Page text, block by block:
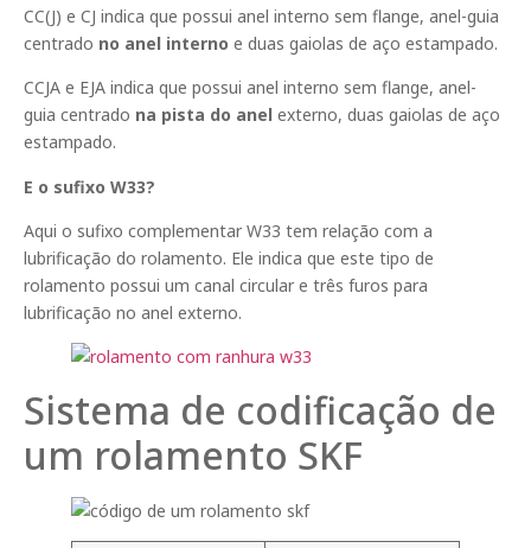
CC(J) e CJ indica que possui anel interno sem flange, anel-guia
centrado no anel interno e duas gaiolas de aço estampado.
CCJA e EJA indica que possui anel interno sem flange, anel-
guia centrado na pista do anel externo, duas gaiolas de aço
estampado.
E o sufixo W33?
Aqui o sufixo complementar W33 tem relação com a
lubrificação do rolamento. Ele indica que este tipo de
rolamento possui um canal circular e três furos para
lubrificação no anel externo.
Sistema de codificação de
um rolamento SKF